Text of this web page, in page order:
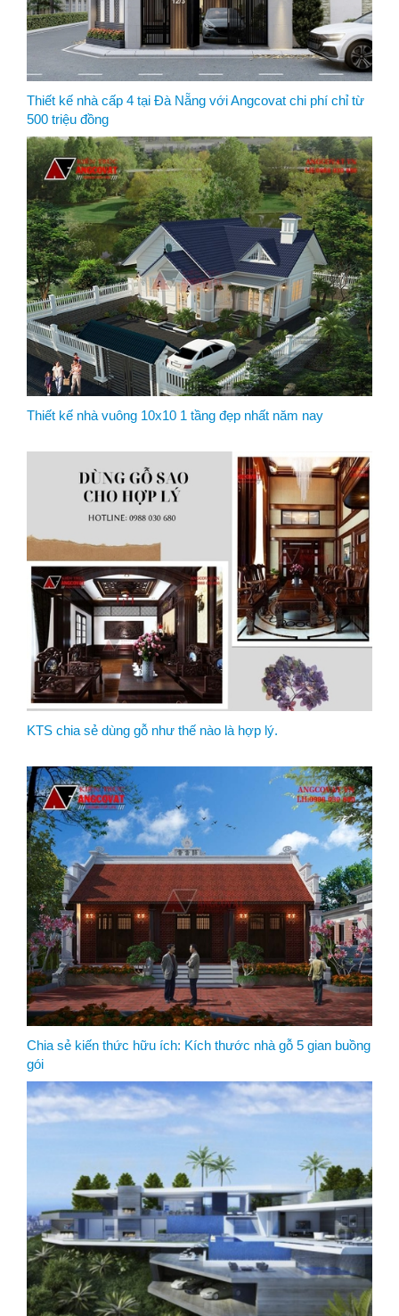
Thiết kế nhà cấp 4 tại Đà Nẵng với Angcovat chi phí chỉ từ
500 triệu đồng
Thiết kế nhà vuông 10x10 1 tầng đẹp nhất năm nay
KTS chia sẻ dùng gỗ như thế nào là hợp lý.
Chia sẻ kiến thức hữu ích: Kích thước nhà gỗ 5 gian buồng
gói